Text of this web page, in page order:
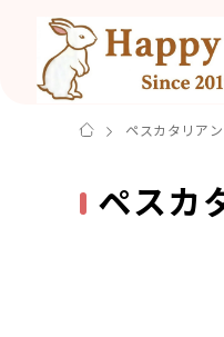
ペスカタリアン
ペスカ